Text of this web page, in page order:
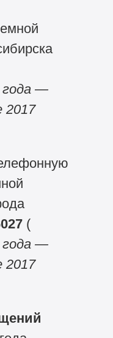
года —
2017
(
года —
2017